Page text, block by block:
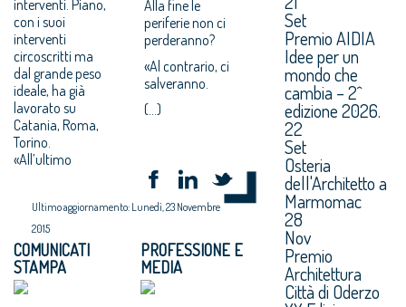
interventi. Piano,
con i suoi
interventi
circoscritti ma
dal grande peso
ideale, ha già
lavorato su
Catania, Roma,
Torino.
«All’ultimo
Alla fine le
periferie non ci
perderanno?
«Al contrario, ci
salveranno.
(...)
Ultimo aggiornamento: Lunedì, 23 Novembre
2015
COMUNICATI
STAMPA
PROFESSIONE E
MEDIA
Set
Premio AIDIA
Idee per un
mondo che
cambia – 2^
edizione 2026.
22
Set
Osteria
dell'Architetto a
Marmomac
28
Nov
Premio
Architettura
Città di Oderzo